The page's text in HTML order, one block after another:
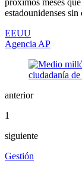
estadounidenses sin
EEUU
Agencia AP
anterior
1
siguiente
Gestión